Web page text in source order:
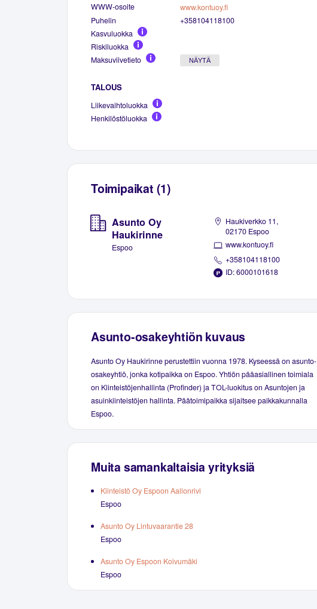
WWW-osoite
www.kontuoy.fi
Puhelin
+358104118100
Kasvuluokka
Riskiluokka
Maksuviivetieto
NÄYTÄ
TALOUS
Liikevaihtoluokka
Henkilöstöluokka
Toimipaikat (1)
Asunto Oy
Haukirinne
Espoo
Haukiverkko 11,
02170 Espoo
www.kontuoy.fi
+358104118100
ID: 6000101618
Asunto-osakeyhtiön kuvaus
Asunto Oy Haukirinne perustettiin vuonna 1978. Kyseessä on asunto-
osakeyhtiö, jonka kotipaikka on Espoo. Yhtiön pääasiallinen toimiala
on Kiinteistöjenhallinta (Profinder) ja TOL-luokitus on Asuntojen ja
asuinkiinteistöjen hallinta. Päätoimipaikka sijaitsee paikkakunnalla
Espoo.
Muita samankaltaisia yrityksiä
Kiinteistö Oy Espoon Aallonrivi
Espoo
Asunto Oy Lintuvaarantie 28
Espoo
Asunto Oy Espoon Koivumäki
Espoo